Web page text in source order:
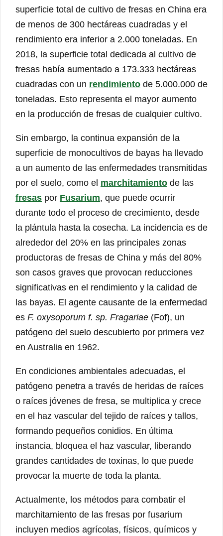
superficie total de cultivo de fresas en China era
de menos de 300 hectáreas cuadradas y el
rendimiento era inferior a 2.000 toneladas. En
2018, la superficie total dedicada al cultivo de
fresas había aumentado a 173.333 hectáreas
cuadradas con un rendimiento de 5.000.000 de
toneladas. Esto representa el mayor aumento
en la producción de fresas de cualquier cultivo.
Sin embargo, la continua expansión de la
superficie de monocultivos de bayas ha llevado
a un aumento de las enfermedades transmitidas
por el suelo, como el marchitamiento de las
fresas por Fusarium, que puede ocurrir
durante todo el proceso de crecimiento, desde
la plántula hasta la cosecha. La incidencia es de
alrededor del 20% en las principales zonas
productoras de fresas de China y más del 80%
son casos graves que provocan reducciones
significativas en el rendimiento y la calidad de
las bayas. El agente causante de la enfermedad
es F. oxysoporum f. sp. Fragariae (Fof), un
patógeno del suelo descubierto por primera vez
en Australia en 1962.
En condiciones ambientales adecuadas, el
patógeno penetra a través de heridas de raíces
o raíces jóvenes de fresa, se multiplica y crece
en el haz vascular del tejido de raíces y tallos,
formando pequeños conidios. En última
instancia, bloquea el haz vascular, liberando
grandes cantidades de toxinas, lo que puede
provocar la muerte de toda la planta.
Actualmente, los métodos para combatir el
marchitamiento de las fresas por fusarium
incluyen medios agrícolas, físicos, químicos y